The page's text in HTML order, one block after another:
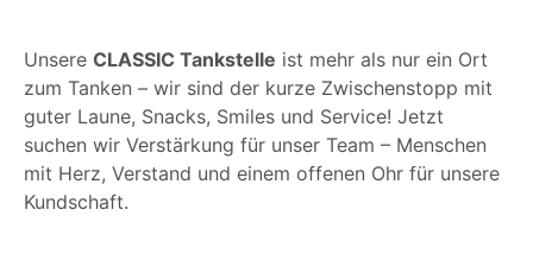
Unsere CLASSIC Tankstelle ist mehr als nur ein Ort
zum Tanken – wir sind der kurze Zwischenstopp mit
guter Laune, Snacks, Smiles und Service! Jetzt
suchen wir Verstärkung für unser Team – Menschen
mit Herz, Verstand und einem offenen Ohr für unsere
Kundschaft.